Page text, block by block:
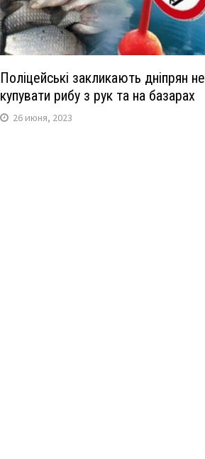
Поліцейські закликають дніпрян не
купувати рибу з рук та на базарах
26 июня, 2023